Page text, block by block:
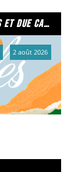
chapitre 1 : des lacs, des montagnes et due caffe per favore
2 août 2026